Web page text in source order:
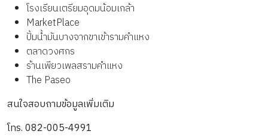
โรงเรียนเตรียมอุดมน้อมเกล้า
MarketPlace
ปั้มน้ำมันบางจากขาเข้ารามคำแหง
ตลาดวงศกร
ร้านเพียวเพลสรามคำแหง
The Paseo
สนใจสอบถามข้อมูลเพิ่มเติม
โทร. 082-005-4991